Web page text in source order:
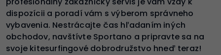
dispozícii a poradí vám s výberom správneho
vybavenia. Nestrácajte čas hľadaním iných
obchodov, navštívte Sportano a pripravte sa na
svoje kitesurfingové dobrodružstvo hneď teraz!